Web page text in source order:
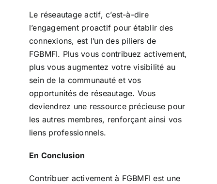
Le réseautage actif, c’est-à-dire
l’engagement proactif pour établir des
connexions, est l’un des piliers de
FGBMFI. Plus vous contribuez activement,
plus vous augmentez votre visibilité au
sein de la communauté et vos
opportunités de réseautage. Vous
deviendrez une ressource précieuse pour
les autres membres, renforçant ainsi vos
liens professionnels.
En Conclusion
Contribuer activement à FGBMFI est une